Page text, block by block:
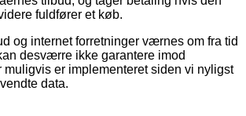
fuldfører et køb.
og internet forretninger værnes om fra tid
desværre ikke garantere imod
muligvis er implementeret siden vi nyligst
data.